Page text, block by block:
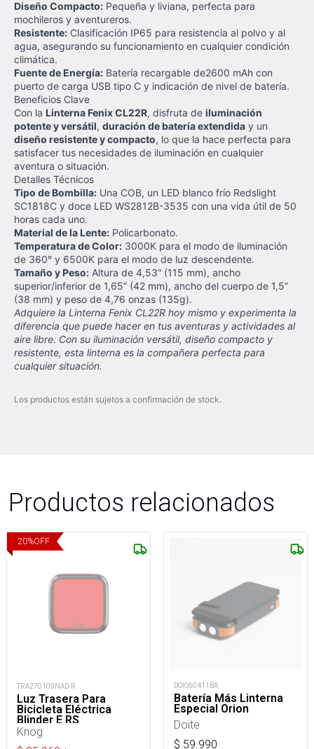
Diseño Compacto: Pequeña y liviana, perfecta para
mochileros y aventureros.
Resistente: Clasificación IP65 para resistencia al polvo y al
agua, asegurando su funcionamiento en cualquier condición
climática.
Fuente de Energía: Batería recargable de2600 mAh con
puerto de carga USB tipo C y indicación de nivel de batería.
Beneficios Clave
Con la Linterna Fenix CL22R, disfruta de iluminación
potente y versátil, duración de batería extendida y un
diseño resistente y compacto, lo que la hace perfecta para
satisfacer tus necesidades de iluminación en cualquier
aventura o situación.
Detalles Técnicos
Tipo de Bombilla: Una COB, un LED blanco frío Redslight
SC1818C y doce LED WS2812B-3535 con una vida útil de 50
horas cada uno.
Material de la Lente: Policarbonato.
Temperatura de Color: 3000K para el modo de iluminación
de 360° y 6500K para el modo de luz descendente.
Tamaño y Peso: Altura de 4,53” (115 mm), ancho
superior/inferior de 1,65” (42 mm), ancho del cuerpo de 1,5”
(38 mm) y peso de 4,76 onzas (135g).
Adquiere la Linterna Fenix CL22R hoy mismo y experimenta la
diferencia que puede hacer en tus aventuras y actividades al
aire libre. Con su iluminación versátil, diseño compacto y
resistente, esta linterna es la compañera perfecta para
cualquier situación.
Los productos están sujetos a confirmación de stock.
Productos relacionados
20%OFF
TRA270109NAD-R
Luz Trasera Para
Bicicleta Eléctrica
Blinder E RS
Knog
DOI060411BA
Batería Más Linterna
Especial Orion
Doite
$ 59.990